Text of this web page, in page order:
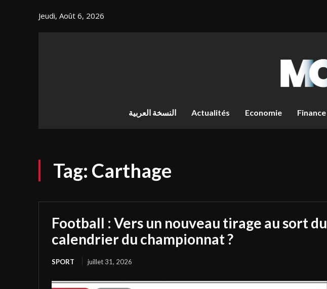
Jeudi, Août 6, 2026
النسخة العربية Actualités Economie Finance
Tag: Carthage
Football : Vers un nouveau tirage au sort du
calendrier du championnat ?
SPORT juillet 31, 2026